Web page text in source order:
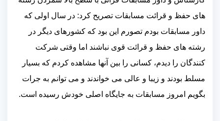
های حفظ و قرائت مسابقات تصریح کرد: در سال اولی که
داور مسابقات بودم تصورم این بود که کشورهای دیگر در
رشته های حفظ و قرائت قوی نباشند اما وقتی شرکت
کنندگان را دیدم، کسانی را بین آنها مشاهده کردم که بسیار
مسلط بودند و زیبا و عالی می خواندند و می توانم به جرات
بگویم امروز مسابقات به جایگاه اصلی خودش رسیده است.